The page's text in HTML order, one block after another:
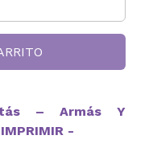
– Armás Y
-